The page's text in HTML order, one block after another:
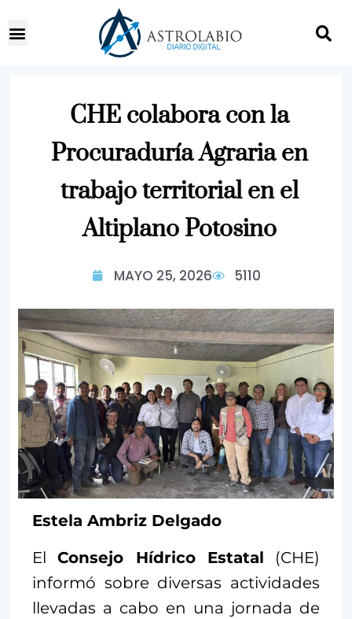
CHE colabora con la
Procuraduría Agraria en
trabajo territorial en el
Altiplano Potosino
MAYO 25, 2026 5110
Estela Ambriz Delgado
ElConsejo Hídrico Estatal (CHE)
informó sobre diversas actividades
llevadas a cabo en una jornada de